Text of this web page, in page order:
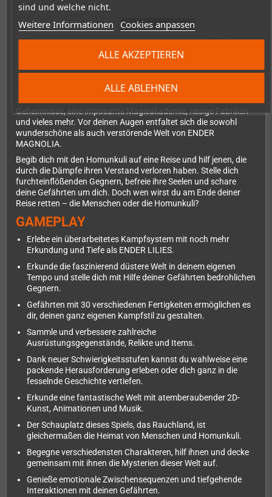
sind und welche nicht.
Weitere Informationen Cookies anpassen
ALLE ABLEHNEN
ALLE AKZEPTIEREN
SETTING
Rauchland erkundest und sowohl Menschen als auch
Homunkuli zu retten versuchst. In diesem von einer
magischer und industrieller Fortschritt zugleich. Auf deiner Reise
Geheimnisse, eine imposante Magieakademie, riesige Fabriken
und vieles mehr. Vor deinen Augen entfaltet sich die sowohl
wunderschöne als auch verstörende Welt von ENDER
MAGNOLIA.
Begib dich mit den Homunkuli auf eine Reise und hilf jenen, die
durch die Dämpfe ihren Verstand verloren haben. Stelle dich
furchteinflößenden Gegnern, befreie ihre Seelen und schare
deine Gefährten um dich. Doch wen wirst du am Ende deiner
Reise retten – die Menschen oder die Homunkuli?
GAMEPLAY
Erlebe ein überarbeitetes Kampfsystem mit noch mehr
Erkundung und Tiefe als ENDER LILIES.
Erkunde die faszinierend düstere Welt in deinem eigenen
Tempo und stelle dich mit Hilfe deiner Gefährten bedrohlichen
Gegnern.
Gefährten mit 30 verschiedenen Fertigkeiten ermöglichen es
dir, deinen ganz eigenen Kampfstil zu gestalten.
Sammle und verbessere zahlreiche
Ausrüstungsgegenstände, Relikte und Items.
Dank neuer Schwierigkeitsstufen kannst du wahlweise eine
packende Herausforderung erleben oder dich ganz in die
fesselnde Geschichte vertiefen.
Erkunde eine fantastische Welt mit atemberaubender 2D-
Kunst, Animationen und Musik.
Der Schauplatz dieses Spiels, das Rauchland, ist
gleichermaßen die Heimat von Menschen und Homunkuli.
Begegne verschiedensten Charakteren, hilf ihnen und decke
gemeinsam mit ihnen die Mysterien dieser Welt auf.
Genieße emotionale Zwischensequenzen und tiefgehende
Interaktionen mit deinen Gefährten.